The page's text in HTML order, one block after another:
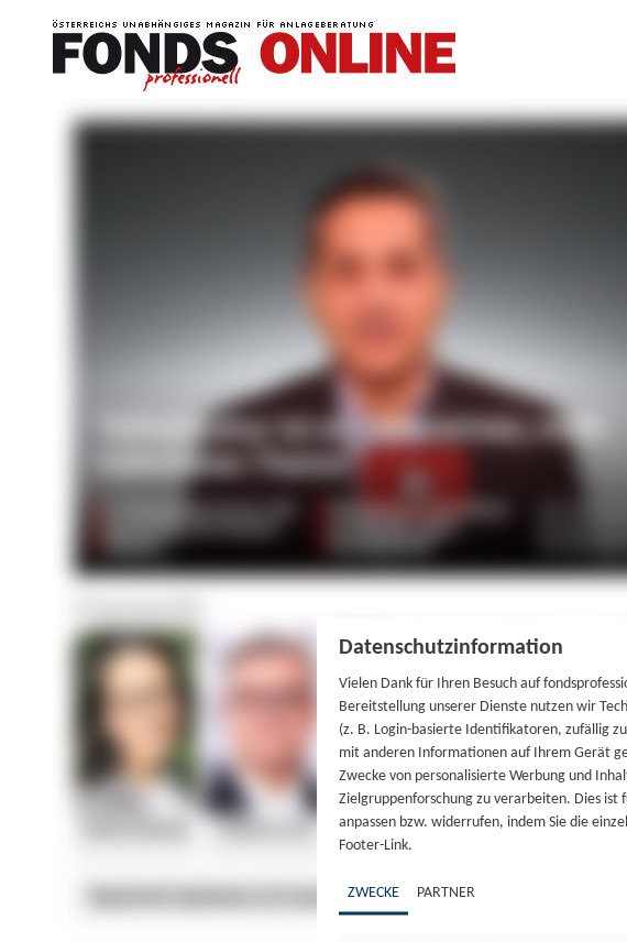
Datenschutzinformation
Vielen Dank für Ihren Besuch auf
Bereitstellung unserer Dienste nutzen wir
(z. B. Login-basierte Identifikatoren, zufällig
mit anderen Informationen auf Ihrem Gerät
Zwecke von personalisierte Werbung und
Zielgruppenforschung zu verarbeiten. Dies
anpassen bzw. widerrufen, indem Sie die
Footer-Link.
ZWECKE PARTNER